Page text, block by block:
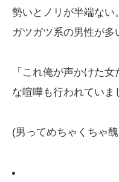
勢いとノリが半端ない
ガツガツ系の男性が多
「これ俺が声かけた
な喧嘩も行われていま
(男ってめちゃくちゃ